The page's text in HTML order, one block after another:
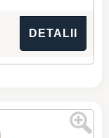
DETALII